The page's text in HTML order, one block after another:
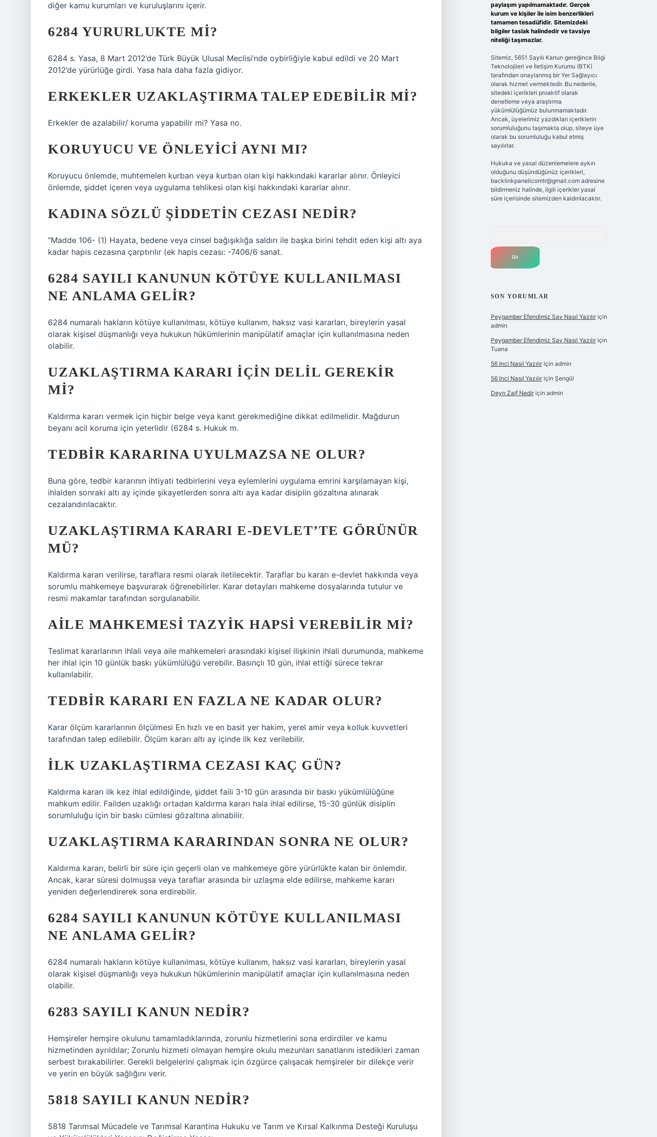
diğer kamu kurumları ve kuruluşlarını içerir.
6284 YURURLUKTE MI?
6284 s. Yasa, 8 Mart 2012’de Türk Büyük Ulusal Meclisi’nde oybirliğiyle kabul edildi ve 20 Mart
2012’de yürürlüğe girdi. Yasa hala daha fazla gidiyor.
ERKEKLER UZAKLAŞTIRMA TALEP EDEBILIR MI?
Erkekler de azalabilir/ koruma yapabilir mi? Yasa no.
KORUYUCU VE ÖNLEYICI AYNI MI?
Koruyucu önlemde, muhtemelen kurban veya kurban olan kişi hakkındaki kararlar alınır. Önleyici
önlemde, şiddet içeren veya uygulama tehlikesi olan kişi hakkındaki kararlar alınır.
KADINA SÖZLÜ ŞIDDETIN CEZASI NEDIR?
“Madde 106- (1) Hayata, bedene veya cinsel bağışıklığa saldırı ile başka birini tehdit eden kişi altı aya
kadar hapis cezasına çarptırılır (ek hapis cezası: -7406/6 sanat.
6284 SAYILI KANUNUN KÖTÜYE KULLANILMASI
NE ANLAMA GELIR?
6284 numaralı hakların kötüye kullanılması, kötüye kullanım, haksız vasi kararları, bireylerin yasal
olarak kişisel düşmanlığı veya hukukun hükümlerinin manipülatif amaçlar için kullanılmasına neden
olabilir.
UZAKLAŞTIRMA KARARI IÇIN DELIL GEREKIR
MI?
Kaldırma kararı vermek için hiçbir belge veya kanıt gerekmediğine dikkat edilmelidir. Mağdurun
beyanı acil koruma için yeterlidir (6284 s. Hukuk m.
TEDBIR KARARINA UYULMAZSA NE OLUR?
Buna göre, tedbir kararının ihtiyati tedbirlerini veya eylemlerini uygulama emrini karşılamayan kişi,
ihlalden sonraki altı ay içinde şikayetlerden sonra altı aya kadar disiplin gözaltına alınarak
cezalandırılacaktır.
UZAKLAŞTIRMA KARARI E-DEVLET’TE GÖRÜNÜR
MÜ?
Kaldırma kararı verilirse, taraflara resmi olarak iletilecektir. Taraflar bu kararı e-devlet hakkında veya
sorumlu mahkemeye başvurarak öğrenebilirler. Karar detayları mahkeme dosyalarında tutulur ve
resmi makamlar tarafından sorgulanabilir.
AILE MAHKEMESI TAZYIK HAPSI VEREBILIR MI?
Teslimat kararlarının ihlali veya aile mahkemeleri arasındaki kişisel ilişkinin ihlali durumunda, mahkeme
her ihlal için 10 günlük baskı yükümlülüğü verebilir. Basınçlı 10 gün, ihlal ettiği sürece tekrar
kullanılabilir.
TEDBIR KARARI EN FAZLA NE KADAR OLUR?
Karar ölçüm kararlarının ölçülmesi En hızlı ve en basit yer hakim, yerel amir veya kolluk kuvvetleri
tarafından talep edilebilir. Ölçüm kararı altı ay içinde ilk kez verilebilir.
İLK UZAKLAŞTIRMA CEZASI KAÇ GÜN?
Kaldırma kararı ilk kez ihlal edildiğinde, şiddet faili 3-10 gün arasında bir baskı yükümlülüğüne
mahkum edilir. Failden uzaklığı ortadan kaldırma kararı hala ihlal edilirse, 15-30 günlük disiplin
sorumluluğu için bir baskı cümlesi gözaltına alınabilir.
UZAKLAŞTIRMA KARARINDAN SONRA NE OLUR?
Kaldırma kararı, belirli bir süre için geçerli olan ve mahkemeye göre yürürlükte kalan bir önlemdir.
Ancak, karar süresi dolmuşsa veya taraflar arasında bir uzlaşma elde edilirse, mahkeme kararı
yeniden değerlendirerek sona erdirebilir.
6284 SAYILI KANUNUN KÖTÜYE KULLANILMASI
NE ANLAMA GELIR?
6284 numaralı hakların kötüye kullanılması, kötüye kullanım, haksız vasi kararları, bireylerin yasal
olarak kişisel düşmanlığı veya hukukun hükümlerinin manipülatif amaçlar için kullanılmasına neden
olabilir.
6283 SAYILI KANUN NEDIR?
Hemşireler hemşire okulunu tamamladıklarında, zorunlu hizmetlerini sona erdirdiler ve kamu
hizmetinden ayrıldılar; Zorunlu hizmeti olmayan hemşire okulu mezunları sanatlarını istedikleri zaman
serbest bırakabilirler. Gerekli belgelerini çalışmak için özgürce çalışacak hemşireler bir dilekçe verir
ve yerin en büyük sağlığını verir.
5818 SAYILI KANUN NEDIR?
5818 Tarımsal Mücadele ve Tarımsal Karantina Hukuku ve Tarım ve Kırsal Kalkınma Desteği Kuruluşu
paylaşım yapılmamaktadır. Gerçek
kurum ve kişiler ile isim benzerlikleri
tamamen tesadüfidir. Sitemizdeki
bilgiler taslak halindedir ve tavsiye
niteliği taşımazlar.
Sitemiz, 5651 Sayılı Kanun gereğince Bilgi
Teknolojileri ve İletişim Kurumu (BTK)
tarafından onaylanmış bir Yer Sağlayıcı
olarak hizmet vermektedir. Bu nedenle,
sitedeki içerikleri proaktif olarak
denetleme veya araştırma
yükümlülüğümüz bulunmamaktadır.
Ancak, üyelerimiz yazdıkları içeriklerin
sorumluluğunu taşımakta olup, siteye üye
olarak bu sorumluluğu kabul etmiş
sayılırlar.
Hukuka ve yasal düzenlemelere aykırı
olduğunu düşündüğünüz içerikleri,
backlinkpanelicomtr@gmail.comadresine
bildirmeniz halinde, ilgili içerikler yasal
süre içerisinde sitemizden kaldırılacaktır.
SON YORUMLAR
Peygamber Efendimiz Sav Nasıl Yazılıriçin
admin
Peygamber Efendimiz Sav Nasıl Yazılıriçin
Tuana
56 Inci Nasıl Yazılıriçin admin
56 Inci Nasıl Yazılıriçin Şengül
Deyn Zaif Nediriçin admin